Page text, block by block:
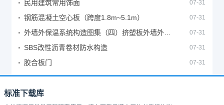
民用建筑常用饰面 07-31
钢筋混凝土空心板（跨度1.8m~5.1m） 07-31
07-31
SBS改性沥青卷材防水构造 07-31
胶合板门 07-31
标准下载库